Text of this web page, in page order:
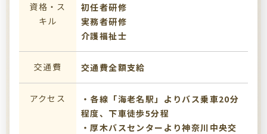
資格・ス
キル
初任者研修
実務者研修
介護福祉士
交通費 交通費全額支給
アクセス
・各線「海老名駅」よりバス乗車20分
程度、下車徒歩5分程
・厚木バスセンターより神奈川中央交